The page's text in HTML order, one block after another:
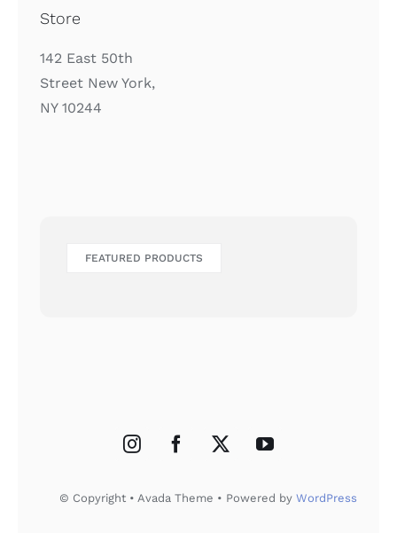
Store
142 East 50th
Street New York,
NY 10244
FEATURED PRODUCTS
© Copyright • Avada Theme • Powered by WordPress